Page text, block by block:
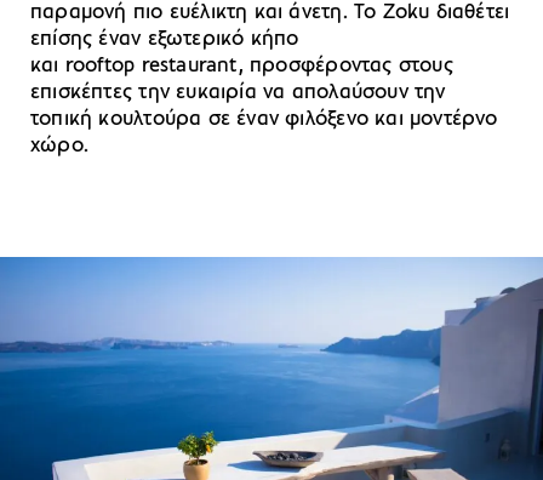
παραμονή πιο ευέλικτη και άνετη. Το Zoku διαθέτει
επίσης έναν εξωτερικό κήπο
και rooftop restaurant, προσφέροντας στους
επισκέπτες την ευκαιρία να απολαύσουν την
τοπική κουλτούρα σε έναν φιλόξενο και μοντέρνο
χώρο.